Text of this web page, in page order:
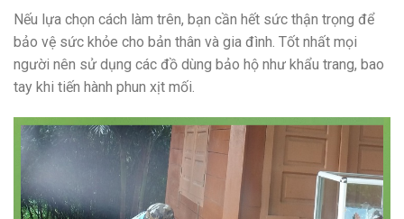
Nếu lựa chọn cách làm trên, bạn cần hết sức thận trọng để
bảo vệ sức khỏe cho bản thân và gia đình. Tốt nhất mọi
người nên sử dụng các đồ dùng bảo hộ như khẩu trang, bao
tay khi tiến hành phun xịt mối.